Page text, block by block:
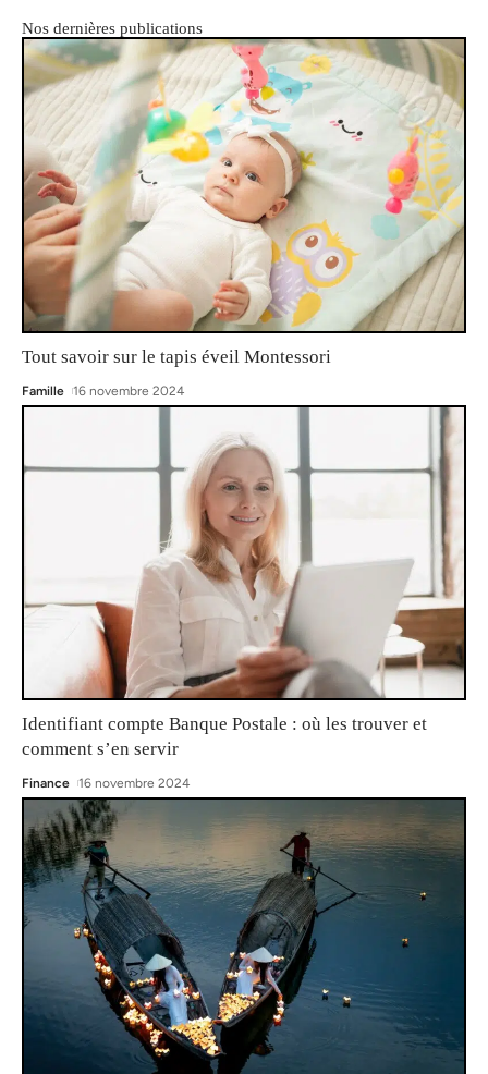
Nos dernières publications
Tout savoir sur le tapis éveil Montessori
Famille 16 novembre 2024
Identifiant compte Banque Postale : où les trouver et
comment s’en servir
Finance 16 novembre 2024